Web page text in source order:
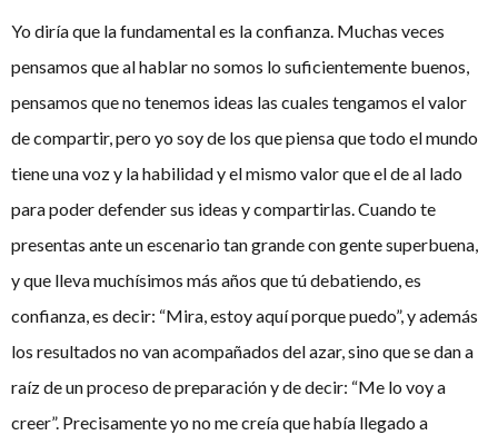
Yo diría que la fundamental es la confianza. Muchas veces
pensamos que al hablar no somos lo suficientemente buenos,
pensamos que no tenemos ideas las cuales tengamos el valor
de compartir, pero yo soy de los que piensa que todo el mundo
tiene una voz y la habilidad y el mismo valor que el de al lado
para poder defender sus ideas y compartirlas. Cuando te
presentas ante un escenario tan grande con gente superbuena,
y que lleva muchísimos más años que tú debatiendo, es
confianza, es decir: “Mira, estoy aquí porque puedo”, y además
los resultados no van acompañados del azar, sino que se dan a
raíz de un proceso de preparación y de decir: “Me lo voy a
creer”. Precisamente yo no me creía que había llegado a